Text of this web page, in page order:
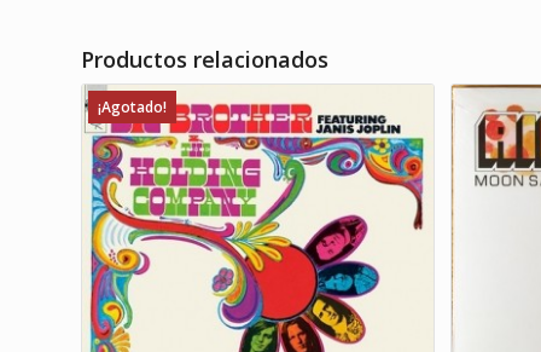
Productos relacionados
¡Agotado!